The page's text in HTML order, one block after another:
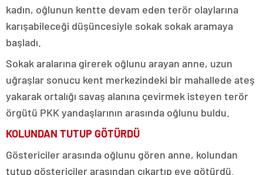
kadın, oğlunun kentte devam eden terör olaylarına
karışabileceği düşüncesiyle sokak sokak aramaya
başladı.
Sokak aralarına girerek oğlunu arayan anne, uzun
uğraşlar sonucu kent merkezindeki bir mahallede ateş
yakarak ortalığı savaş alanına çevirmek isteyen terör
örgütü PKK yandaşlarının arasında oğlunu buldu.
KOLUNDAN TUTUP GÖTÜRDÜ
Göstericiler arasında oğlunu gören anne, kolundan
tutup göstericiler arasından çıkartıp eve götürdü.